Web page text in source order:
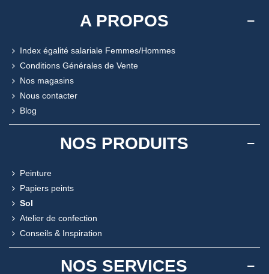
A PROPOS
Index égalité salariale Femmes/Hommes
Conditions Générales de Vente
Nos magasins
Nous contacter
Blog
NOS PRODUITS
Peinture
Papiers peints
Sol
Atelier de confection
Conseils & Inspiration
NOS SERVICES